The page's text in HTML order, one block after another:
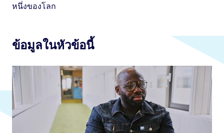
หนึ่งของโลก
ข้อมูลในหัวข้อนี้